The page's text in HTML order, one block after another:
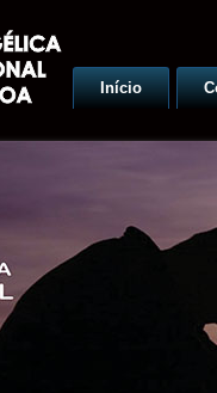
Início